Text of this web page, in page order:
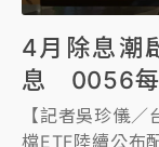
4月除息潮
息 0056每
【記者吳珍儀
檔ETF陸續公布